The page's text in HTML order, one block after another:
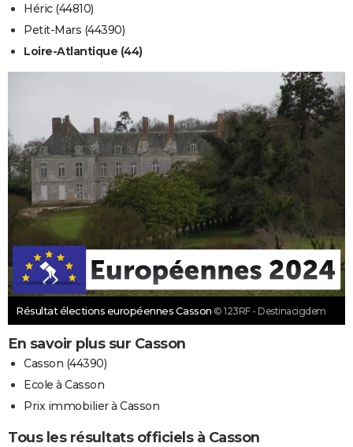
Héric (44810)
Petit-Mars (44390)
Loire-Atlantique (44)
Résultat élections européennes Casson © 123RF - Destinacigdem
En savoir plus sur Casson
Casson (44390)
Ecole à Casson
Prix immobilier à Casson
Tous les résultats officiels à Casson